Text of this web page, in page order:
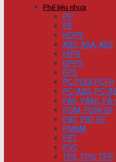
Phế liệu nhựa
PP
PE
HDPE
ABS, ASA, AES
HIPS
GPPS
EPS
PC,PCGF,PCFR
PC/ABS, PC/
PA6, PA66, PA-
POM, POM-GF
PBT, PBT GF
PMMA
PET
PVC
TPE, TPO, TPR